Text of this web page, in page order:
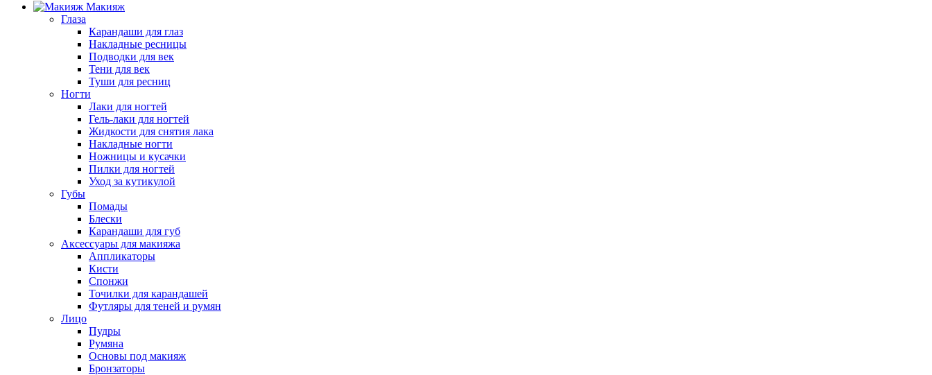
Макияж
Глаза
Карандаши для глаз
Накладные ресницы
Подводки для век
Тени для век
Туши для ресниц
Ногти
Лаки для ногтей
Гель-лаки для ногтей
Жидкости для снятия лака
Накладные ногти
Ножницы и кусачки
Пилки для ногтей
Уход за кутикулой
Губы
Помады
Блески
Карандаши для губ
Аксессуары для макияжа
Аппликаторы
Кисти
Спонжи
Точилки для карандашей
Футляры для теней и румян
Лицо
Пудры
Румяна
Основы под макияж
Бронзаторы